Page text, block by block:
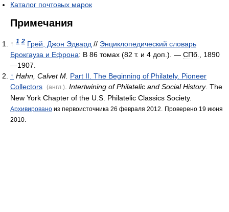
Каталог почтовых марок
Примечания
↑ 1 2 Грей, Джон Эдвард // Энциклопедический словарь
Брокгауза и Ефрона: В 86 томах (82 т. и 4 доп.). — СПб.
, 1890
—1907.
↑ Hahn, Calvet M. Part II. The Beginning of Philately. Pioneer
Collectors (англ.) Intertwining of Philatelic and Social History. The
New York Chapter of the U.S. Philatelic Classics Society.
Архивировано из первоисточника 26 февраля 2012.
Проверено 19 июня
2010.